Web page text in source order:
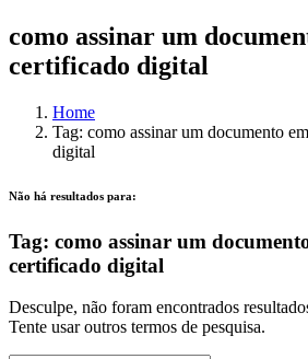
como assinar um
certificado digital
Home
Tag: como assinar um documento
digital
Não há resultados para:
Tag: como assinar um
certificado digital
Desculpe, não foram encontrados
Tente usar outros termos de pesquisa.